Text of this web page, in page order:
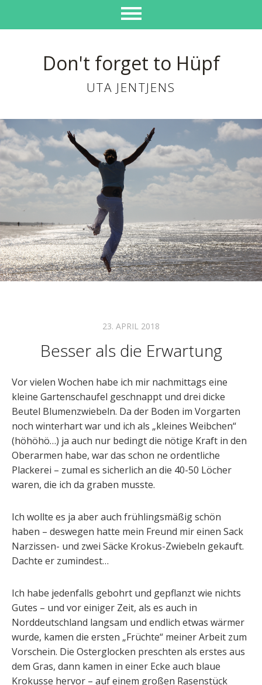
Don't forget to Hüpf
UTA JENTJENS
23. APRIL 2018
Besser als die Erwartung
Vor vielen Wochen habe ich mir nachmittags eine
kleine Gartenschaufel geschnappt und drei dicke
Beutel Blumenzwiebeln. Da der Boden im Vorgarten
noch winterhart war und ich als „kleines Weibchen“
(höhöhö…) ja auch nur bedingt die nötige Kraft in den
Oberarmen habe, war das schon ne ordentliche
Plackerei – zumal es sicherlich an die 40-50 Löcher
waren, die ich da graben musste.
Ich wollte es ja aber auch frühlingsmäßig schön
haben – deswegen hatte mein Freund mir einen Sack
Narzissen- und zwei Säcke Krokus-Zwiebeln gekauft.
Dachte er zumindest…
Ich habe jedenfalls gebohrt und gepflanzt wie nichts
Gutes – und vor einiger Zeit, als es auch in
Norddeutschland langsam und endlich etwas wärmer
wurde, kamen die ersten „Früchte“ meiner Arbeit zum
Vorschein. Die Osterglocken preschten als erstes aus
dem Gras, dann kamen in einer Ecke auch blaue
Krokusse hervor – auf einem großen Rasenstück